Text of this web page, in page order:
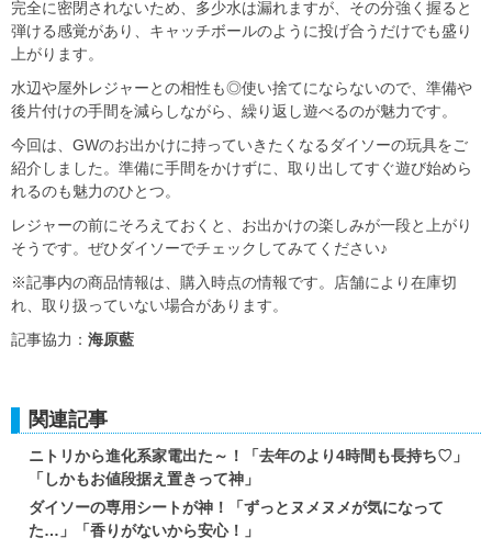
完全に密閉されないため、多少水は漏れますが、その分強く握ると
弾ける感覚があり、キャッチボールのように投げ合うだけでも盛り
上がります。
水辺や屋外レジャーとの相性も◎使い捨てにならないので、準備や
後片付けの手間を減らしながら、繰り返し遊べるのが魅力です。
今回は、GWのお出かけに持っていきたくなるダイソーの玩具をご
紹介しました。準備に手間をかけずに、取り出してすぐ遊び始めら
れるのも魅力のひとつ。
レジャーの前にそろえておくと、お出かけの楽しみが一段と上がり
そうです。ぜひダイソーでチェックしてみてください♪
※記事内の商品情報は、購入時点の情報です。店舗により在庫切
れ、取り扱っていない場合があります。
記事協力： 海原藍
関連記事
ニトリから進化系家電出た～！「去年のより4時間も長持ち♡」
「しかもお値段据え置きって神」
ダイソーの専用シートが神！「ずっとヌメヌメが気になって
た…」「香りがないから安心！」